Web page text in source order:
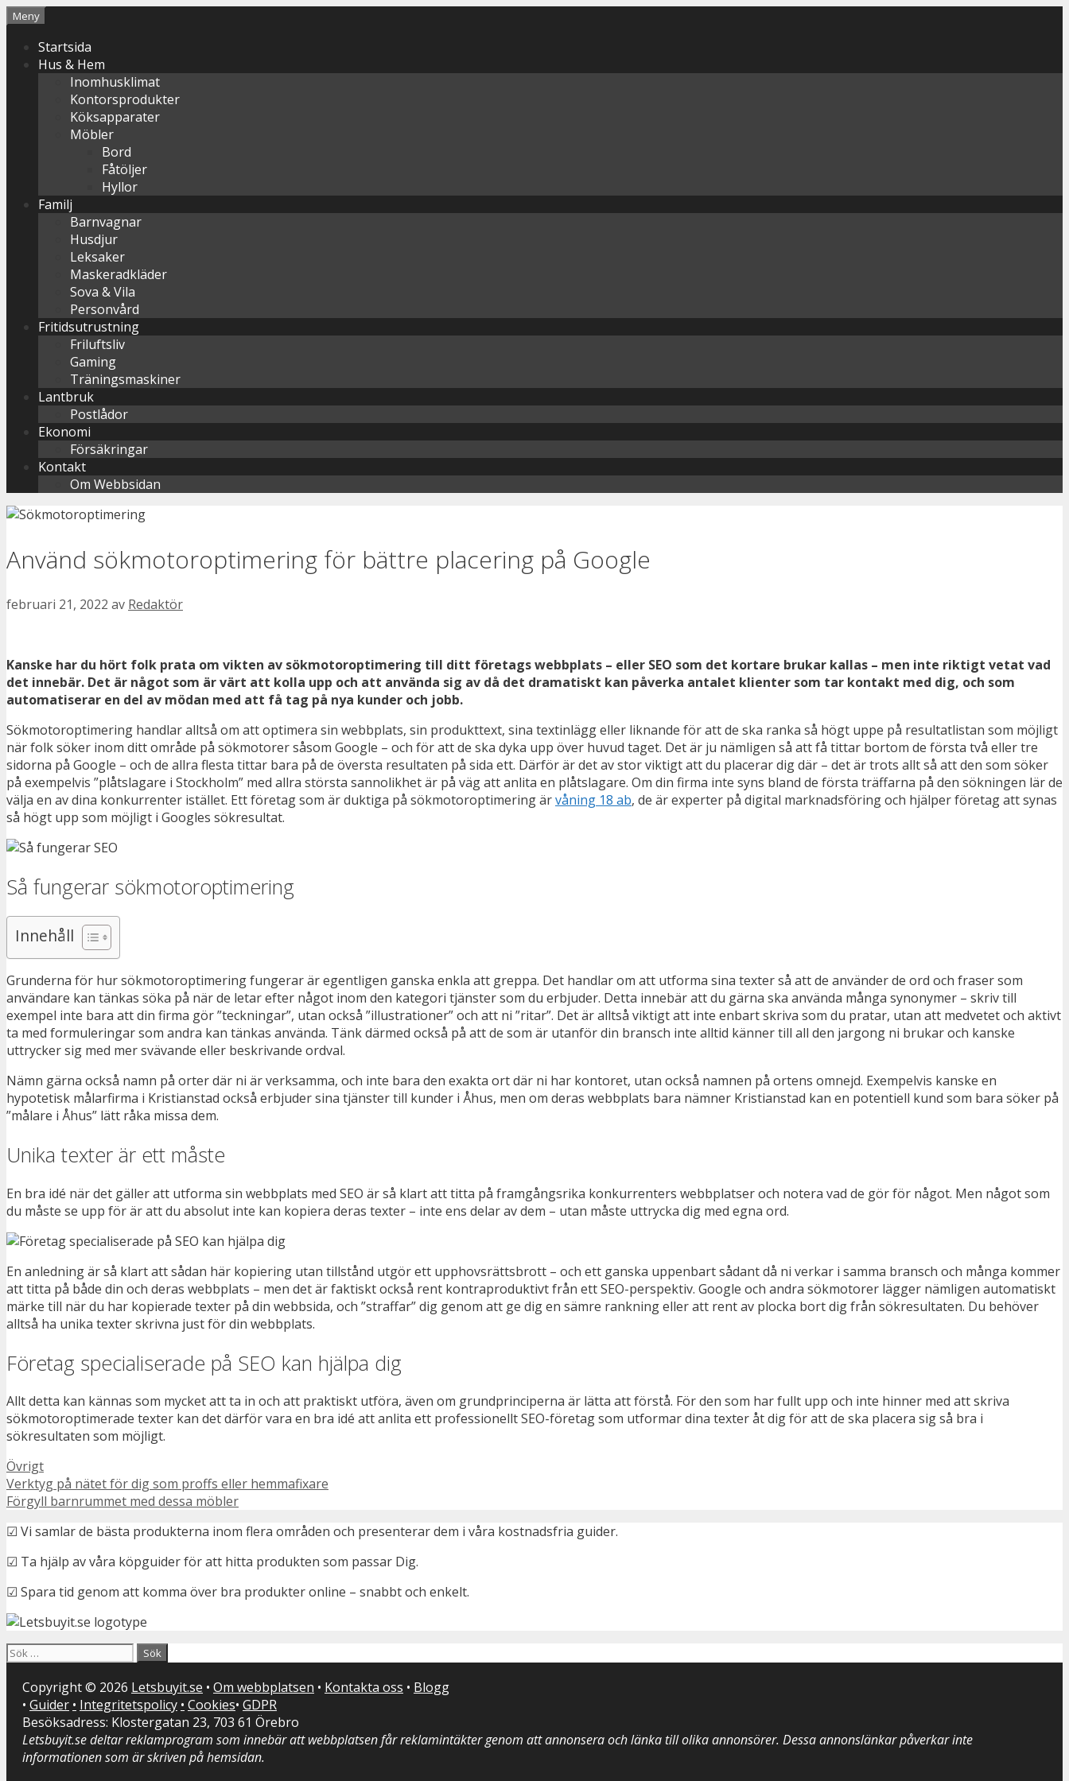
Hoppa
innehåll
Meny
Startsida
Hus & Hem
Inomhusklimat
Kontorsprodukter
Köksapparater
Möbler
Bord
Fåtöljer
Hyllor
Familj
Barnvagnar
Husdjur
Leksaker
Maskeradkläder
Sova & Vila
Personvård
Fritidsutrustning
Friluftsliv
Gaming
Träningsmaskiner
Lantbruk
Postlådor
Ekonomi
Försäkringar
Kontakt
Om Webbsidan
Använd sökmotoroptimering för bättre placering på Google
februari 21, 2022 av Redaktör
Kanske har du hört folk prata om vikten av sökmotoroptimering till ditt företags webbplats – eller SEO som det kortare brukar kallas – men inte riktigt vetat vad
det innebär. Det är något som är värt att kolla upp och att använda sig av då det dramatiskt kan påverka antalet klienter som tar kontakt med dig, och som
automatiserar en del av mödan med att få tag på nya kunder och jobb.
Sökmotoroptimering handlar alltså om att optimera sin webbplats, sin produkttext, sina textinlägg eller liknande för att de ska ranka så högt uppe på resultatlistan som möjligt
när folk söker inom ditt område på sökmotorer såsom Google – och för att de ska dyka upp över huvud taget. Det är ju nämligen så att få tittar bortom de första två eller tre
sidorna på Google – och de allra flesta tittar bara på de översta resultaten på sida ett. Därför är det av stor viktigt att du placerar dig där – det är trots allt så att den som söker
på exempelvis ”plåtslagare i Stockholm” med allra största sannolikhet är på väg att anlita en plåtslagare. Om din firma inte syns bland de första träffarna på den sökningen lär de
välja en av dina konkurrenter istället. Ett företag som är duktiga på sökmotoroptimering ärvåning 18 ab, de är experter på digital marknadsföring och hjälper företag att synas
så högt upp som möjligt i Googles sökresultat.
Så fungerar sökmotoroptimering
Innehåll
Grunderna för hur sökmotoroptimering fungerar är egentligen ganska enkla att greppa. Det handlar om att utforma sina texter så att de använder de ord och fraser som
användare kan tänkas söka på när de letar efter något inom den kategori tjänster som du erbjuder. Detta innebär att du gärna ska använda många synonymer – skriv till
exempel inte bara att din firma gör ”teckningar”, utan också ”illustrationer” och att ni ”ritar”. Det är alltså viktigt att inte enbart skriva som du pratar, utan att medvetet och aktivt
ta med formuleringar som andra kan tänkas använda. Tänk därmed också på att de som är utanför din bransch inte alltid känner till all den jargong ni brukar och kanske
uttrycker sig med mer svävande eller beskrivande ordval.
Nämn gärna också namn på orter där ni är verksamma, och inte bara den exakta ort där ni har kontoret, utan också namnen på ortens omnejd. Exempelvis kanske en
hypotetisk målarfirma i Kristianstad också erbjuder sina tjänster till kunder i Åhus, men om deras webbplats bara nämner Kristianstad kan en potentiell kund som bara söker på
”målare i Åhus” lätt råka missa dem.
Unika texter är ett måste
En bra idé när det gäller att utforma sin webbplats med SEO är så klart att titta på framgångsrika konkurrenters webbplatser och notera vad de gör för något. Men något som
du måste se upp för är att du absolut inte kan kopiera deras texter – inte ens delar av dem – utan måste uttrycka dig med egna ord.
En anledning är så klart att sådan här kopiering utan tillstånd utgör ett upphovsrättsbrott – och ett ganska uppenbart sådant då ni verkar i samma bransch och många kommer
att titta på både din och deras webbplats – men det är faktiskt också rent kontraproduktivt från ett SEO-perspektiv. Google och andra sökmotorer lägger nämligen automatiskt
märke till när du har kopierade texter på din webbsida, och ”straffar” dig genom att ge dig en sämre rankning eller att rent av plocka bort dig från sökresultaten. Du behöver
alltså ha unika texter skrivna just för din webbplats.
Företag specialiserade på SEO kan hjälpa dig
Allt detta kan kännas som mycket att ta in och att praktiskt utföra, även om grundprinciperna är lätta att förstå. För den som har fullt upp och inte hinner med att skriva
sökmotoroptimerade texter kan det därför vara en bra idé att anlita ett professionellt SEO-företag som utformar dina texter åt dig för att de ska placera sig så bra i
sökresultaten som möjligt.
Kategorier
Övrigt
Verktyg på nätet för dig som proffs eller hemmafixare
Förgyll barnrummet med dessa möbler
☑ Vi samlar de bästa produkterna inom flera områden och presenterar dem i våra kostnadsfria guider.
☑ Ta hjälp av våra köpguider för att hitta produkten som passar Dig.
☑ Spara tid genom att komma över bra produkter online – snabbt och enkelt.
Sök
Copyright © 2026 Letsbuyit.se • Om webbplatsen • Kontakta oss • Blogg
• Guider • Integritetspolicy • Cookies• GDPR
Besöksadress: Klostergatan 23, 703 61 Örebro
Letsbuyit.se deltar reklamprogram som innebär att webbplatsen får reklamintäkter genom att annonsera och länka till olika annonsörer. Dessa annonslänkar påverkar inte
informationen som är skriven på hemsidan.